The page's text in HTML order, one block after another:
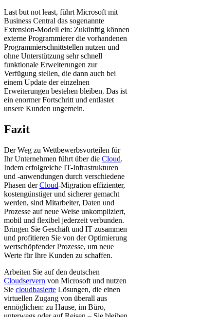
Last but not least, führt Microsoft mit
Business Central das sogenannte
Extension-Modell ein: Zukünftig können
externe Programmierer die vorhandenen
Programmierschnittstellen nutzen und
ohne Unterstützung sehr schnell
funktionale Erweiterungen zur
Verfügung stellen, die dann auch bei
einem Update der einzelnen
Erweiterungen bestehen bleiben. Das ist
ein enormer Fortschritt und entlastet
unsere Kunden ungemein.
Fazit
Der Weg zu Wettbewerbsvorteilen für
Ihr Unternehmen führt über die Cloud.
Indem erfolgreiche IT-Infrastrukturen
und -anwendungen durch verschiedene
Phasen derCloud-Migration effizienter,
kostengünstiger und sicherer gemacht
werden, sind Mitarbeiter, Daten und
Prozesse auf neue Weise unkompliziert,
mobil und flexibel jederzeit verbunden.
Bringen Sie Geschäft und IT zusammen
und profitieren Sie von der Optimierung
wertschöpfender Prozesse, um neue
Werte für Ihre Kunden zu schaffen.
Arbeiten Sie auf den deutschen
Cloudservern von Microsoft und nutzen
Sie cloudbasierte Lösungen, die einen
virtuellen Zugang von überall aus
ermöglichen: zu Hause, im Büro,